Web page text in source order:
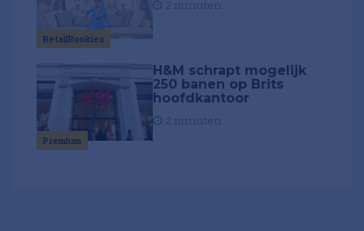
RetailRookies
Premium
H&M schrapt mogelijk
250 banen op Brits
hoofdkantoor